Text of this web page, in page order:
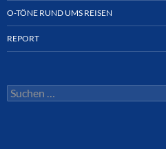
O-TÖNE RUND UMS REISEN
REPORT
Suchen
nach: